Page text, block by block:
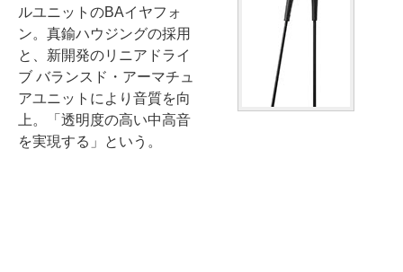
ルユニットのBAイヤフォ
ン。真鍮ハウジングの採用
と、新開発のリニアドライ
ブ バランスド・アーマチュ
アユニットにより音質を向
上。「透明度の高い中高音
を実現する」という。